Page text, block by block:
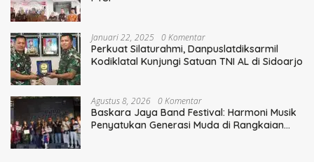
Januari 22, 2025 0 Komentar
Perkuat Silaturahmi, Danpuslatdiksarmil
Kodiklatal Kunjungi Satuan TNI AL di Sidoarjo
Agustus 8, 2026 0 Komentar
Baskara Jaya Band Festival: Harmoni Musik
Penyatukan Generasi Muda di Rangkaian